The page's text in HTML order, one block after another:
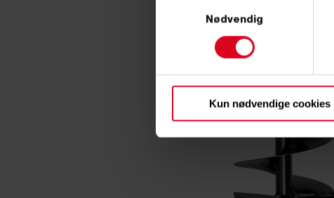
Nødvendig
Kun nødvendige cookies